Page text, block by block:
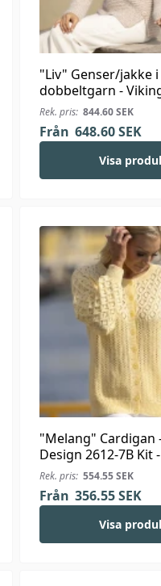
"Liv" Genser/jakke i
dobbeltgarn -
1923-7 Kit - XS-XXL -
Alpaca Bris
Rek. pris: 844.60SEK
Från 648.60SEK
Visa
"Melang" Cardigan
Design 2612-7B Kit -
Viking Bambino
Rek. pris: 554.55SEK
Från 356.55SEK
Visa